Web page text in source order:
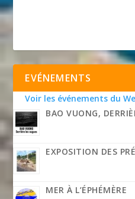
EVÉNEMENTS
Voir les événements du
BAO VUONG,
EXPOSITION DES
MER À L’ÉPHÉMÈRE